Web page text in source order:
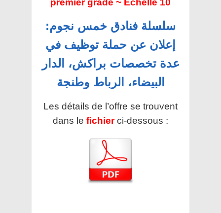
premier grade ~ Echelle 10
سلسلة فنادق خمس نجوم:
إعلان عن حملة توظيف في
عدة تخصصات براكش، الدار
البيضاء، الرباط وطنجة
Les détails de l’offre se trouvent
dans le fichier ci-dessous :